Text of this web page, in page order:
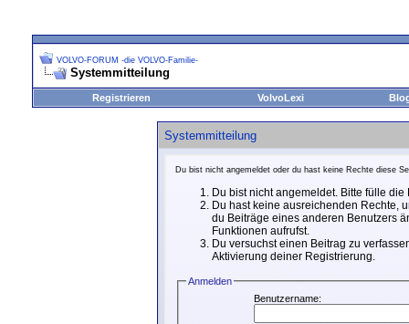
VOLVO-FORUM -die VOLVO-Familie-
Systemmitteilung
Registrieren VolvoLexi
Systemmitteilung
Du bist nicht angemeldet oder du hast keine Rechte diese
Du bist nicht angemeldet. Bitte fülle
Du hast keine ausreichenden Rechte,
du Beiträge eines anderen Benutzers
Funktionen aufrufst.
Du versuchst einen Beitrag zu
Aktivierung deiner Registrierung.
Anmelden
Benutzername: